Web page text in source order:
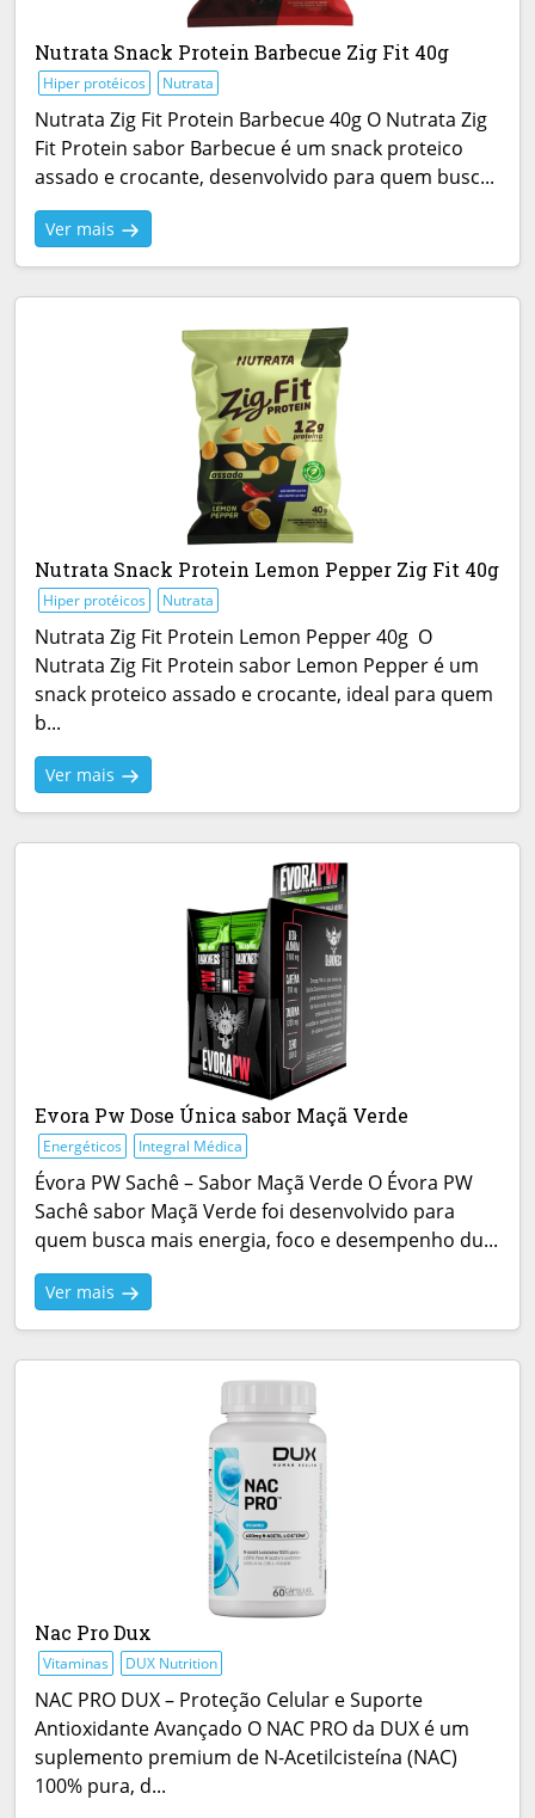
Nutrata Snack Protein Barbecue Zig Fit 40g
Hiper protéicos Nutrata
Nutrata Zig Fit Protein Barbecue 40g O Nutrata Zig
Fit Protein sabor Barbecue é um snack proteico
assado e crocante, desenvolvido para quem busc...
Ver mais
Nutrata Snack Protein Lemon Pepper Zig Fit 40g
Hiper protéicos Nutrata
Nutrata Zig Fit Protein Lemon Pepper 40g O
Nutrata Zig Fit Protein sabor Lemon Pepper é um
snack proteico assado e crocante, ideal para quem
b...
Ver mais
Evora Pw Dose Única sabor Maçã Verde
Energéticos Integral Médica
Évora PW Sachê – Sabor Maçã Verde O Évora PW
Sachê sabor Maçã Verde foi desenvolvido para
quem busca mais energia, foco e desempenho du...
Ver mais
Nac Pro Dux
Vitaminas DUX Nutrition
NAC PRO DUX – Proteção Celular e Suporte
Antioxidante Avançado O NAC PRO da DUX é um
suplemento premium de N-Acetilcisteína (NAC)
100% pura, d...